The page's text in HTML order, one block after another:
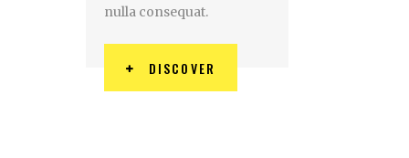
nulla consequat.
DISCOVER